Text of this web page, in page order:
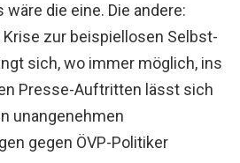
die eine. Die andere:
zur beispiellosen Selbst-
sich, wo immer möglich, ins
Presse-Auftritten lässt sich
unangenehmen
gegen ÖVP-Politiker